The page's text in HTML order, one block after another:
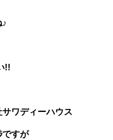
!!
ワディーハウス
ですが